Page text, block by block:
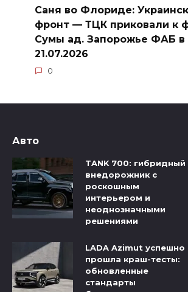
Саня во Флориде:
фронт — ТЦК приковали к
Сумы ад. Запорожье ФАБ в
21.07.2026
0
Авто
TANK 700: гибридный
внедорожник с
роскошным
интерьером и
неоднозначными
решениями
LADA Azimut успешно
прошла краш-тесты:
обновленные
стандарты